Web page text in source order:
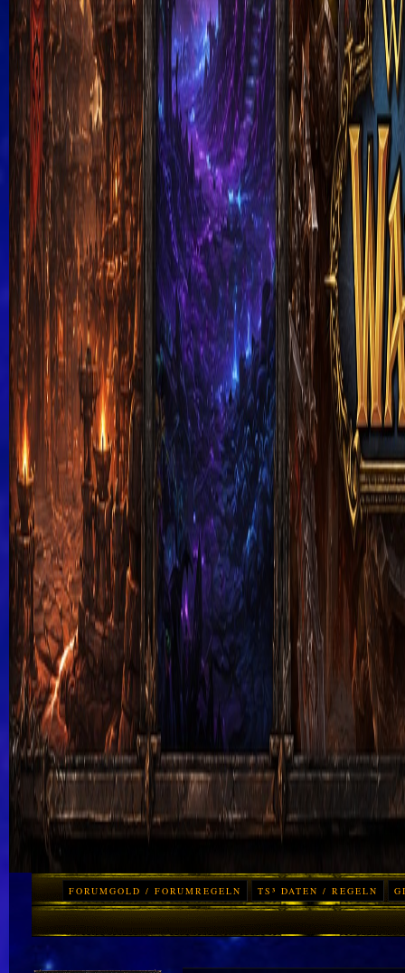
FORUMGOLD / FORUMREGELN TS³ DATEN / REGELN